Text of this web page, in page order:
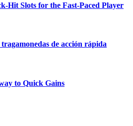
Slots for the Fast‑Paced Player
de acción rápida
to Quick Gains